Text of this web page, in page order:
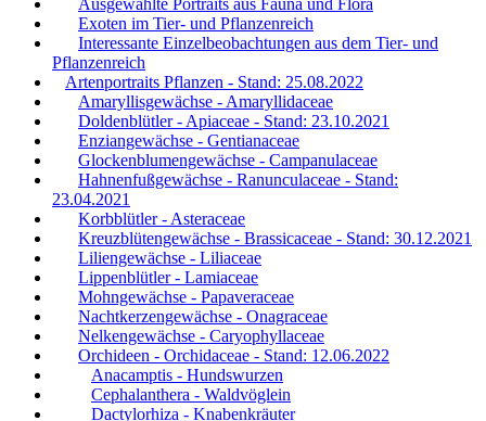
Ausgewählte Portraits aus Fauna und Flora
Exoten im Tier- und Pflanzenreich
Interessante Einzelbeobachtungen aus dem Tier- und
Pflanzenreich
Artenportraits Pflanzen - Stand: 25.08.2022
Amaryllisgewächse - Amaryllidaceae
Doldenblütler - Apiaceae - Stand: 23.10.2021
Enziangewächse - Gentianaceae
Glockenblumengewächse - Campanulaceae
Hahnenfußgewächse - Ranunculaceae - Stand:
23.04.2021
Korbblütler - Asteraceae
Kreuzblütengewächse - Brassicaceae - Stand: 30.12.2021
Liliengewächse - Liliaceae
Lippenblütler - Lamiaceae
Mohngewächse - Papaveraceae
Nachtkerzengewächse - Onagraceae
Nelkengewächse - Caryophyllaceae
Orchideen - Orchidaceae - Stand: 12.06.2022
Anacamptis - Hundswurzen
Cephalanthera - Waldvöglein
Dactylorhiza - Knabenkräuter